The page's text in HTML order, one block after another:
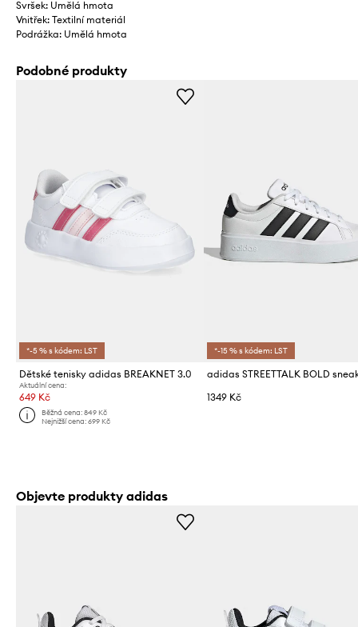
Svršek: Umělá hmota
Vnitřek: Textilní materiál
Podrážka: Umělá hmota
Podobné produkty
*-5 % s kódem: LST
Dětské tenisky adidas BREAKNET 3.0
Aktuální cena:
649 Kč
Běžná cena:849 Kč
Nejnižší cena:699 Kč
*-15 % s kódem: LST
1349 Kč
Objevte produkty adidas